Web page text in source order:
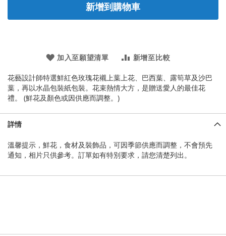
新增到購物車
加入至願望清單 新增至比較
花藝設計師特選鮮紅色玫瑰花襯上葉上花、巴西葉、露筍草及沙巴
葉，再以水晶包裝紙包裝。花束熱情大方，是贈送愛人的最佳花
禮。 (鮮花及顏色或因供應而調整。)
詳情
溫馨提示，鮮花，食材及裝飾品，可因季節供應而調整，不會預先
通知，相片只供參考。訂單如有特別要求，請您清楚列出。